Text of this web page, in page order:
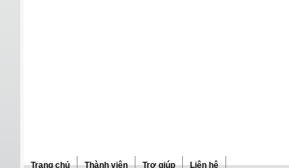
Trang chủ Thành viên Trợ giúp Liên hệ